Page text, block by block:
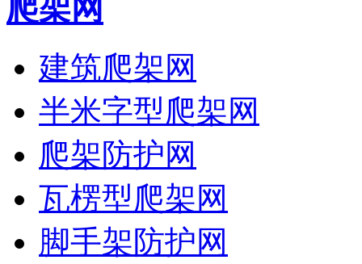
爬架网
建筑爬架网
半米字型爬架网
爬架防护网
瓦楞型爬架网
脚手架防护网